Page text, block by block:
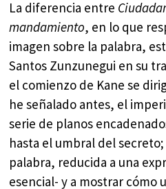
La diferencia entre
mandamiento, en lo que
imagen sobre la palabra,
Santos Zunzunegui en su
el comienzo de Kane se
he señalado antes, el
serie de planos
hasta el umbral del
palabra, reducida a una
esencial- y a mostrar cómo